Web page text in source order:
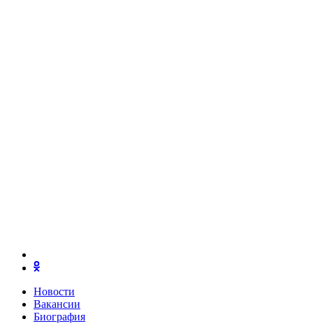
Новости
Вакансии
Биография